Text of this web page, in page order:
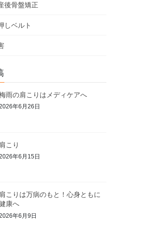
後骨盤矯正
しベルト
雨の肩こりはメディケアへ
年6月26日
肩こり
年6月15日
肩こりは万病のもと！心身ともに
康へ
年6月9日